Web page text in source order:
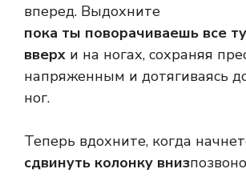
вперед. Выдохните
пока ты поворачиваешь все
вверх и на ногах, сохраняя
напряженным и дотягиваясь
ног.
Теперь вдохните, когда
сдвинуть колонку вниз